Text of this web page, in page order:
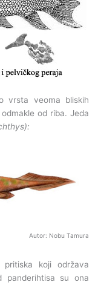
veoma bliskih
od riba. Jeda
Autor: Nobu Tamura
koji održava
panderihtisa su ona